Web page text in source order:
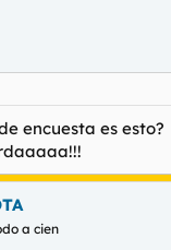
encuesta es esto?
a cien